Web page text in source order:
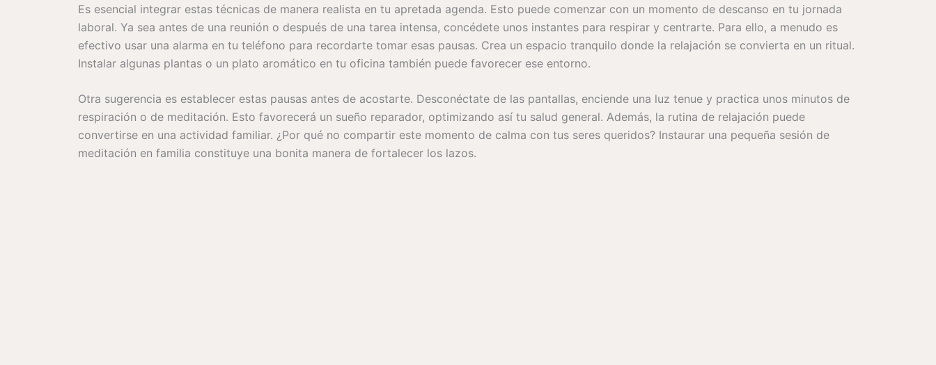
Es esencial integrar estas técnicas de manera realista en tu apretada agenda. Esto puede comenzar con un momento de descanso en tu jornada
laboral. Ya sea antes de una reunión o después de una tarea intensa, concédete unos instantes para respirar y centrarte. Para ello, a menudo es
efectivo usar una alarma en tu teléfono para recordarte tomar esas pausas. Crea un espacio tranquilo donde la relajación se convierta en un ritual.
Instalar algunas plantas o un plato aromático en tu oficina también puede favorecer ese entorno.
Otra sugerencia es establecer estas pausas antes de acostarte. Desconéctate de las pantallas, enciende una luz tenue y practica unos minutos de
respiración o de meditación. Esto favorecerá un sueño reparador, optimizando así tu salud general. Además, la rutina de relajación puede
convertirse en una actividad familiar. ¿Por qué no compartir este momento de calma con tus seres queridos? Instaurar una pequeña sesión de
meditación en familia constituye una bonita manera de fortalecer los lazos.